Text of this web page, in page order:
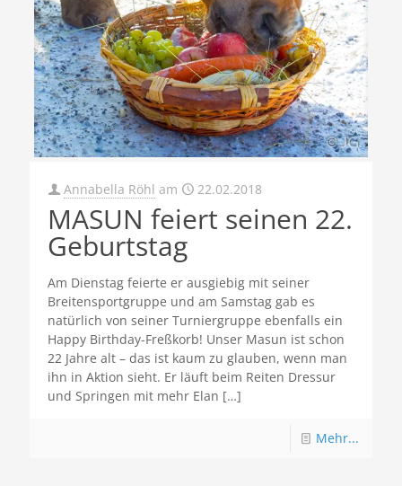
Annabella Röhl am 22.02.2018
MASUN feiert seinen 22.
Geburtstag
Am Dienstag feierte er ausgiebig mit seiner
Breitensportgruppe und am Samstag gab es
natürlich von seiner Turniergruppe ebenfalls ein
Happy Birthday-Freßkorb! Unser Masun ist schon
22 Jahre alt – das ist kaum zu glauben, wenn man
ihn in Aktion sieht. Er läuft beim Reiten Dressur
und Springen mit mehr Elan […]
Mehr...